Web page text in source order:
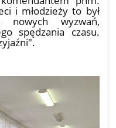
i młodzieży to był
nowych wyzwań,
spędzania czasu.